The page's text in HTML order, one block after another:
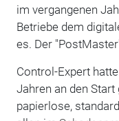
im vergangenen
Betriebe dem
es. Der
Control-Expert
Jahren an den
papierlose,